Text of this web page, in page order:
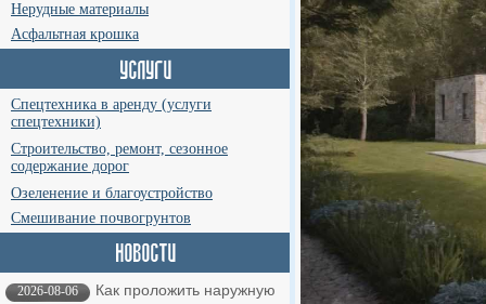
Нерудные материалы
Асфальтная крошка
Спецтехника в аренду (услуги
спецтехники)
Строительство, ремонт, сезонное
содержание дорог
Озеленение и благоустройство
Смешивание почвогрунтов
2026-08-06
Как проложить наружную